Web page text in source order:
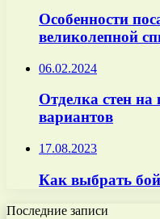
Особенности
великолепной
06.02.2024
Отделка стен
вариантов
17.08.2023
Как выбрать
Последние записи